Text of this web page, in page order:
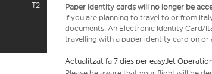
T2
Paper identity cards will no longer be
If you are planning to travel to or from
documents: An Electronic Identity Card/
travelling with a paper identity card on
Actualitzat fa 7 dies per easyJet